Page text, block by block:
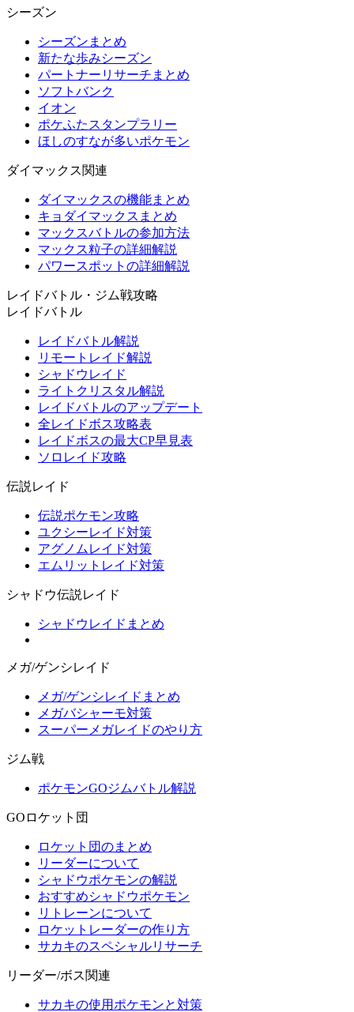
シーズン
シーズンまとめ
新たな歩みシーズン
パートナーリサーチまとめ
ソフトバンク
イオン
ポケふたスタンプラリー
ほしのすなが多いポケモン
ダイマックス関連
ダイマックスの機能まとめ
キョダイマックスまとめ
マックスバトルの参加方法
マックス粒子の詳細解説
パワースポットの詳細解説
レイドバトル・ジム戦攻略
レイドバトル
レイドバトル解説
リモートレイド解説
シャドウレイド
ライトクリスタル解説
レイドバトルのアップデート
全レイドボス攻略表
レイドボスの最大CP早見表
ソロレイド攻略
伝説レイド
伝説ポケモン攻略
ユクシーレイド対策
アグノムレイド対策
エムリットレイド対策
シャドウ伝説レイド
シャドウレイドまとめ
メガ/ゲンシレイド
メガ/ゲンシレイドまとめ
メガバシャーモ対策
スーパーメガレイドのやり方
ジム戦
ポケモンGOジムバトル解説
GOロケット団
ロケット団のまとめ
リーダーについて
シャドウポケモンの解説
おすすめシャドウポケモン
リトレーンについて
ロケットレーダーの作り方
サカキのスペシャルリサーチ
リーダー/ボス関連
サカキの使用ポケモンと対策